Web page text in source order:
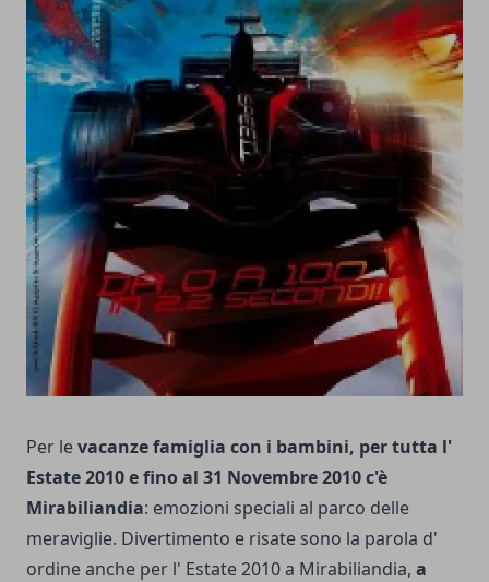
Per levacanze famiglia con i bambini, per tutta l'
Estate 2010 e fino al 31 Novembre 2010 c'è
Mirabiliandia: emozioni speciali al parco delle
meraviglie. Divertimento e ri­sate sono la parola d'
ordine anche per l' Estate 2010 a Mirabiliandia, a